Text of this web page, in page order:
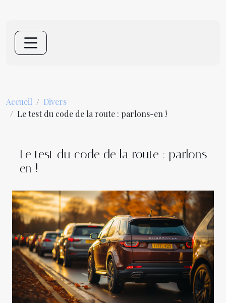
Accueil
Divers
Le test du code de la route : parlons-en !
Le test du code de la route : parlons-
en !